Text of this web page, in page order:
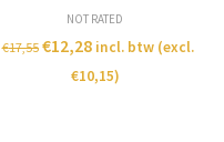
NOT RATED
€17,55 €12,28 incl. btw (excl.
€10,15)